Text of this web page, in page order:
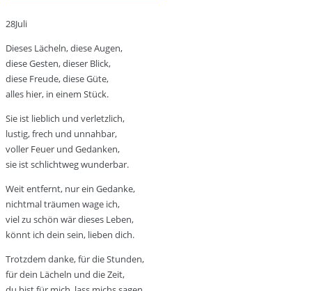
28Juli
Dieses Lächeln, diese Augen,
diese Gesten, dieser Blick,
diese Freude, diese Güte,
alles hier, in einem Stück.
Sie ist lieblich und verletzlich,
lustig, frech und unnahbar,
voller Feuer und Gedanken,
sie ist schlichtweg wunderbar.
Weit entfernt, nur ein Gedanke,
nichtmal träumen wage ich,
viel zu schön wär dieses Leben,
könnt ich dein sein, lieben dich.
Trotzdem danke, für die Stunden,
für dein Lächeln und die Zeit,